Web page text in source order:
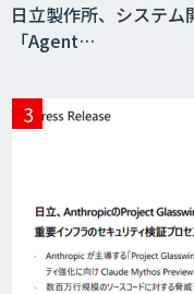
ン
日立製作所、システ
「Agent…